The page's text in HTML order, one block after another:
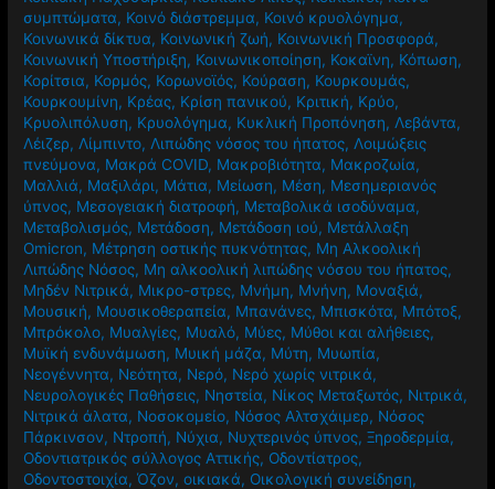
συμπτώματα, Κοινό διάστρεμμα, Κοινό κρυολόγημα,
Κοινωνικά δίκτυα, Κοινωνική ζωή, Κοινωνική Προσφορά,
Κοινωνική Υποστήριξη, Κοινωνικοποίηση, Κοκαϊνη, Κόπωση,
Κορίτσια, Κορμός, Κορωνοϊός, Κούραση, Κουρκουμάς,
Κουρκουμίνη, Κρέας, Κρίση πανικού, Κριτική, Κρύο,
Κρυολιπόλυση, Κρυολόγημα, Κυκλική Προπόνηση, Λεβάντα,
Λέιζερ, Λίμπιντο, Λιπώδης νόσος του ήπατος, Λοιμώξεις
πνεύμονα, Μακρά COVID, Μακροβιότητα, Μακροζωία,
Μαλλιά, Μαξιλάρι, Μάτια, Μείωση, Μέση, Μεσημεριανός
ύπνος, Μεσογειακή διατροφή, Μεταβολικά ισοδύναμα,
Μεταβολισμός, Μετάδοση, Μετάδοση ιού, Μετάλλαξη
Omicron, Μέτρηση οστικής πυκνότητας, Μη Αλκοολική
Λιπώδης Νόσος, Μη αλκοολική λιπώδης νόσου του ήπατος,
Μηδέν Νιτρικά, Μικρο-στρες, Μνήμη, Μνήνη, Μοναξιά,
Μουσική, Μουσικοθεραπεία, Μπανάνες, Μπισκότα, Μπότοξ,
Μπρόκολο, Μυαλγίες, Μυαλό, Μύες, Μύθοι και αλήθειες,
Μυϊκή ενδυνάμωση, Μυική μάζα, Μύτη, Μυωπία,
Νεογέννητα, Νεότητα, Νερό, Νερό χωρίς νιτρικά,
Νευρολογικές Παθήσεις, Νηστεία, Νίκος Μεταξωτός, Νιτρικά,
Νιτρικά άλατα, Νοσοκομείο, Νόσος Αλτσχάιμερ, Νόσος
Πάρκινσον, Ντροπή, Νύχια, Νυχτερινός ύπνος,Ξηροδερμία,
Οδοντιατρικός σύλλογος Αττικής, Οδοντίατρος,
Οδοντοστοιχία,Όζον,οικιακά, Οικολογική συνείδηση,